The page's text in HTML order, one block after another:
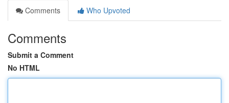
Comments
Who Upvoted
Comments
Submit a Comment
No HTML